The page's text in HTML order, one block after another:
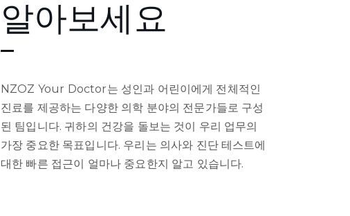
알아보세요
NZOZ Your Doctor는 성인과 어린이에게 전체적인
진료를 제공하는 다양한 의학 분야의 전문가들로 구성
된 팀입니다. 귀하의 건강을 돌보는 것이 우리 업무의
가장 중요한 목표입니다. 우리는 의사와 진단 테스트에
대한 빠른 접근이 얼마나 중요한지 알고 있습니다.